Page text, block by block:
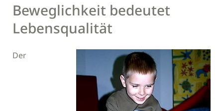
Beweglichkeit bedeutet
Lebensqualität
Der